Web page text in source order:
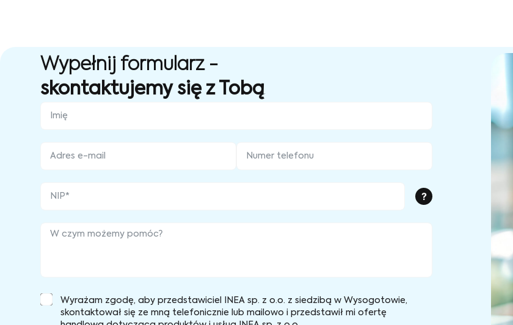
Wypełnij formularz -
skontaktujemy się z Tobą
?
Wyrażam zgodę, aby przedstawiciel INEA sp. z o.o. z siedzibą w Wysogotowie,
skontaktował się ze mną telefonicznie lub mailowo i przedstawił mi ofertę